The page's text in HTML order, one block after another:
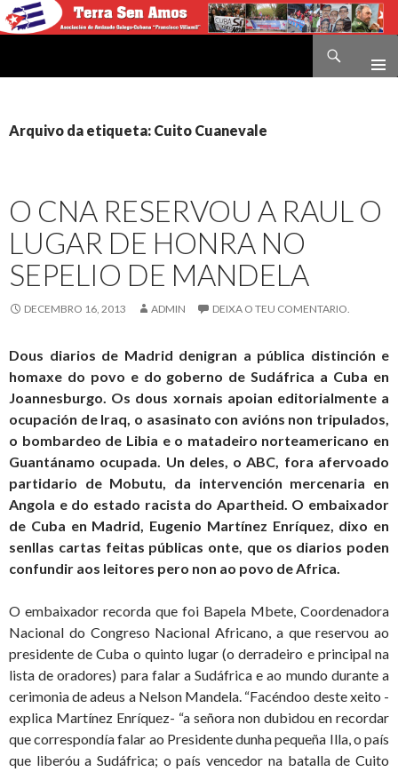
Arquivo da etiqueta: Cuito Cuanevale
O CNA RESERVOU A RAUL O
LUGAR DE HONRA NO
SEPELIO DE MANDELA
DECEMBRO 16, 2013 ADMIN DEIXA O TEU COMENTARIO.
Dous diarios de Madrid denigran a pública distinción e
homaxe do povo e do goberno de Sudáfrica a Cuba en
Joannesburgo. Os dous xornais apoian editorialmente a
ocupación de Iraq, o asasinato con avións non tripulados,
o bombardeo de Libia e o matadeiro norteamericano en
Guantánamo ocupada. Un deles, o ABC, fora afervoado
partidario de Mobutu, da intervención mercenaria en
Angola e do estado racista do Apartheid. O embaixador
de Cuba en Madrid, Eugenio Martínez Enríquez, dixo en
senllas cartas feitas públicas onte, que os diarios poden
confundir aos leitores pero non ao povo de Africa.
O embaixador recorda que foi Bapela Mbete, Coordenadora
Nacional do Congreso Nacional Africano, a que reservou ao
presidente de Cuba o quinto lugar (o derradeiro e principal na
lista de oradores) para falar a Sudáfrica e ao mundo durante a
cerimonia de adeus a Nelson Mandela. “Facéndoo deste xeito -
explica Martínez Enríquez- “a señora non dubidou en recordar
que correspondía falar ao Presidente dunha pequeña Illa, o país
que liberóu a Sudáfrica; o país vencedor na batalla de Cuito